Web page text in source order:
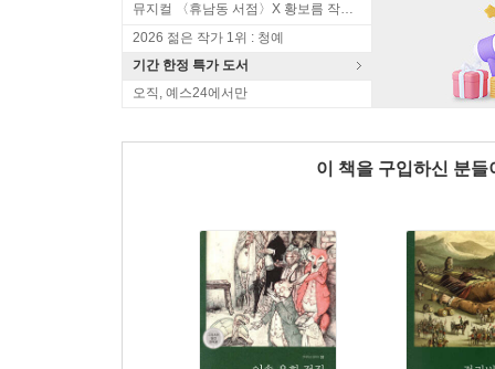
뮤지컬 〈휴남동 서점〉X 황보름 작가 북토크
2026 젊은 작가 1위 : 청예
기간 한정 특가 도서
오직, 예스24에서만
이 책을 구입하신 분